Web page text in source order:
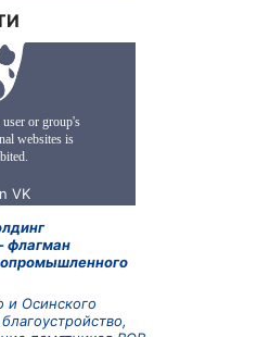
флагман
и Осинского